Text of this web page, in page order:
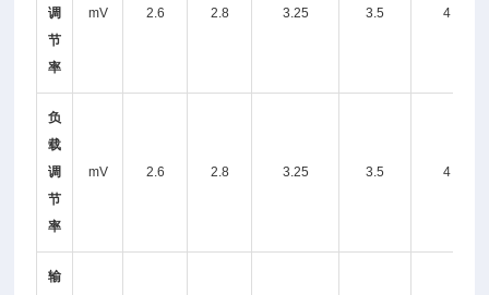
调
节
率
mV 2.6 2.8 3.25 3.5 4
负
载
调
节
率
mV 2.6 2.8 3.25 3.5 4
输